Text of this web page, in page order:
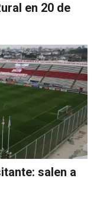
en 20 de
salen a